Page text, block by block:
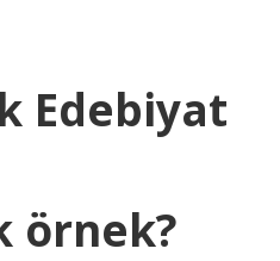
Edebiyat
örnek?